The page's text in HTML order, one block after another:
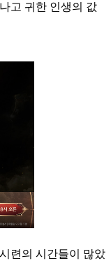
고 귀한 인생의 값
련의 시간들이 많았